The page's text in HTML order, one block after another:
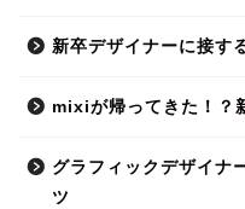
新卒デザイナーに接す
mixiが帰ってきた！？
グラフィックデザイナ
ツ